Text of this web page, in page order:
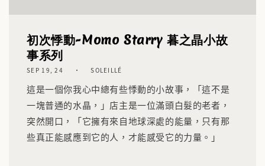
初次悸動-Momo Starry 暮之晶小故
事系列
SEP 19, 24 SOLEILLÉ
這是一個你我心中總有些悸動的小故事，「這不是
一塊普通的水晶，」店主是一位滿頭白髮的老者，
突然開口，「它擁有來自地球深處的能量，只有那
些真正能感應到它的人，才能感受它的力量。」